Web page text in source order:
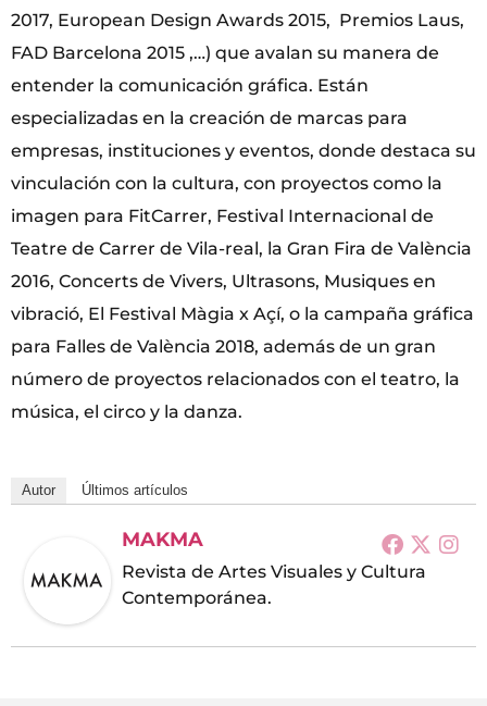
2017, European Design Awards 2015, Premios Laus,
FAD Barcelona 2015 ,…) que avalan su manera de
entender la comunicación gráfica. Están
especializadas en la creación de marcas para
empresas, instituciones y eventos, donde destaca su
vinculación con la cultura, con proyectos como la
imagen para FitCarrer, Festival Internacional de
Teatre de Carrer de Vila-real, la Gran Fira de València
2016, Concerts de Vivers, Ultrasons, Musiques en
vibració, El Festival Màgia x Açí, o la campaña gráfica
para Falles de València 2018, además de un gran
número de proyectos relacionados con el teatro, la
música, el circo y la danza.
Autor Últimos artículos
MAKMA
Revista de Artes Visuales y Cultura
Contemporánea.